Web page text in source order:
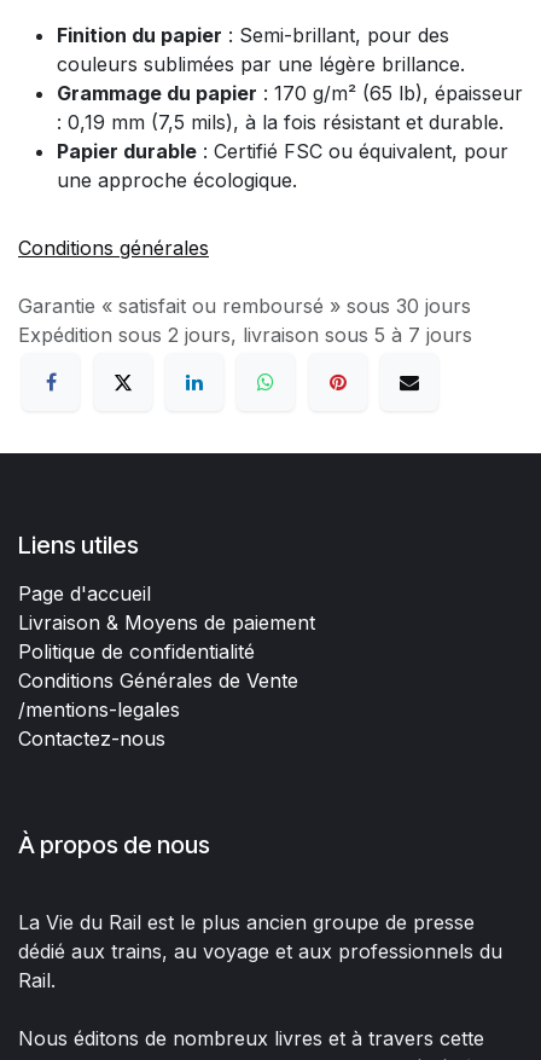
Finition du papier : Semi-brillant, pour des
couleurs sublimées par une légère brillance.
Grammage du papier : 170 g/m² (65 lb), épaisseur
: 0,19 mm (7,5 mils), à la fois résistant et durable.
Papier durable : Certifié FSC ou équivalent, pour
une approche écologique.
Conditions générales
Garantie « satisfait ou remboursé » sous 30 jours
Expédition sous 2 jours, livraison sous 5 à 7 jours
Liens utiles
Page d'accueil
Livraison & Moyens de paiement
Politique de confidentialité
Conditions Générales de Vente
/mentions-legales
Contactez-nous
À propos de nous
La Vie du Rail est le plus ancien groupe de presse
dédié aux trains, au voyage et aux professionnels du
Rail.
Nous éditons de nombreux livres et à travers cette